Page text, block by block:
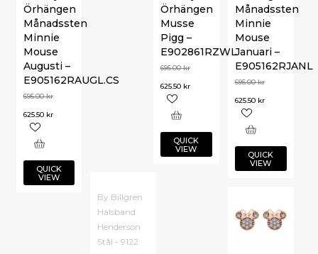
Månadssten
Minnie
Mouse
Januari –
E905162RJANL
695.00kr
625.50 kr
QUICK
VIEW
Örhängen
Månadssten
Minnie
Mouse
Augusti –
E905162RAUGL.CS
695.00kr
625.50 kr
QUICK
VIEW
Örhängen
Musse
Pigg –
E902861RZWL
695.00kr
625.50 kr
QUICK
VIEW
By Billgren
Halsband
Henderson
Stål - 9122